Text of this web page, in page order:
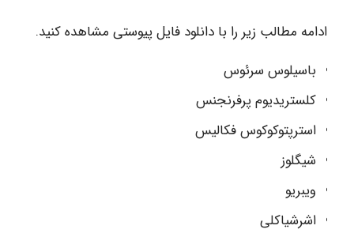
ادامه مطالب زیر را با دانلود فایل پیوستی مشاهده کنید.
باسیلوس سرئوس
کلستریدیوم پرفرنجنس
استرپتوکوکوس فکالیس
شیگلوز
ویبریو
اشرشیاکلی